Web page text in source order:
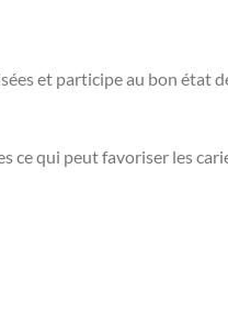
et participe au bon état
ce qui peut favoriser les